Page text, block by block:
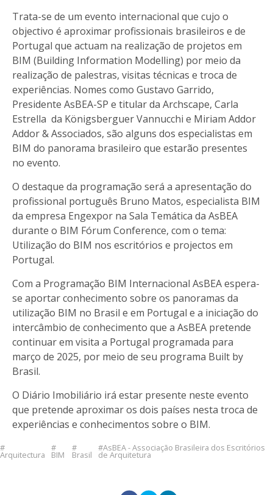
Trata-se de um evento internacional que cujo o
objectivo é aproximar profissionais brasileiros e de
Portugal que actuam na realização de projetos em
BIM (Building Information Modelling) por meio da
realização de palestras, visitas técnicas e troca de
experiências. Nomes como Gustavo Garrido,
Presidente AsBEA-SP e titular da Archscape, Carla
Estrella da Königsberguer Vannucchi e Miriam Addor
Addor & Associados, são alguns dos especialistas em
BIM do panorama brasileiro que estarão presentes
no evento.
O destaque da programação será a apresentação do
profissional português Bruno Matos, especialista BIM
da empresa Engexpor na Sala Temática da AsBEA
durante o BIM Fórum Conference, com o tema:
Utilização do BIM nos escritórios e projectos em
Portugal.
Com a Programação BIM Internacional AsBEA espera-
se aportar conhecimento sobre os panoramas da
utilização BIM no Brasil e em Portugal e a iniciação do
intercâmbio de conhecimento que a AsBEA pretende
continuar em visita a Portugal programada para
março de 2025, por meio de seu programa Built by
Brasil.
O Diário Imobiliário irá estar presente neste evento
que pretende aproximar os dois países nesta troca de
experiências e conhecimentos sobre o BIM.
Arquitectura BIM Brasil
AsBEA - Associação Brasileira dos Escritórios
de Arquitetura